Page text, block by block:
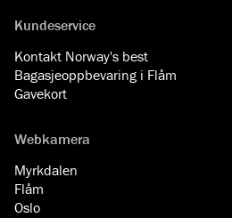
Kundeservice
Kontakt Norway's best
Bagasjeoppbevaring i Flåm
Gavekort
Webkamera
Myrkdalen
Flåm
Oslo